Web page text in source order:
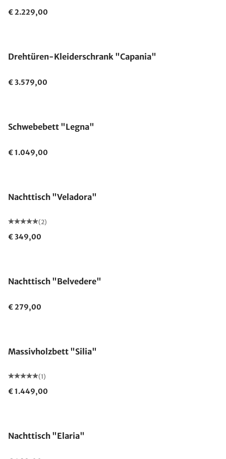
€ 2.229,00
Drehtüren-Kleiderschrank "Capania"
€ 3.579,00
Schwebebett "Legna"
€ 1.049,00
Nachttisch "Veladora"
(2)
€ 349,00
Nachttisch "Belvedere"
€ 279,00
Massivholzbett "Silia"
(1)
€ 1.449,00
Nachttisch "Elaria"